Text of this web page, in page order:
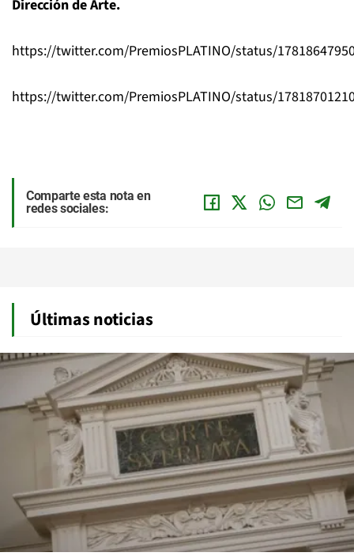
Dirección de Arte.
https://twitter.com/PremiosPLATINO/status/
https://twitter.com/PremiosPLATINO/status/
Comparte esta nota en
redes sociales:
Últimas noticias